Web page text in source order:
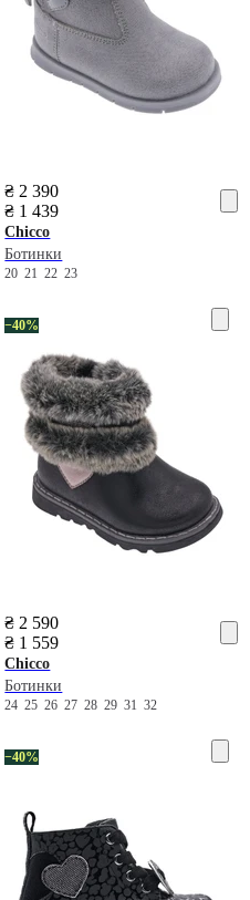
₴ 2 390
₴ 1 439
Chicco
Ботинки
20212223
−40%
₴ 2 590
₴ 1 559
Chicco
Ботинки
2425262728293132
−40%